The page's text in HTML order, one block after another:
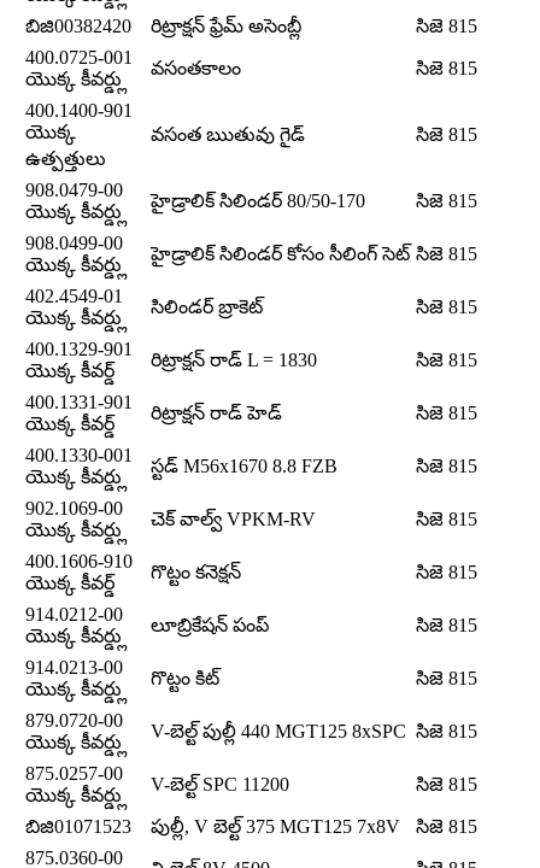
బిజి00382420 రిట్రాక్షన్ ఫ్రేమ్ అసెంబ్లీ
సిజె 815
400.0725-001
యొక్క కీవర్డ్లు
వసంతకాలం సిజె 815
400.1400-901
యొక్క
ఉత్పత్తులు
వసంత ఋతువు గైడ్ సిజె 815
908.0479-00
యొక్క కీవర్డ్లు
హైడ్రాలిక్ సిలిండర్ 80/50-170 సిజె 815
908.0499-00
యొక్క కీవర్డ్లు
హైడ్రాలిక్ సిలిండర్ కోసం సీలింగ్ సెట్ సిజె 815
402.4549-01
యొక్క కీవర్డ్లు
సిలిండర్ బ్రాకెట్ సిజె 815
400.1329-901
యొక్క కీవర్డ్
రిట్రాక్షన్ రాడ్ L = 1830 సిజె 815
400.1331-901
యొక్క కీవర్డ్
రిట్రాక్షన్ రాడ్ హెడ్ సిజె 815
400.1330-001
యొక్క కీవర్డ్లు
స్టడ్ M56x1670 8.8 FZB సిజె 815
902.1069-00
యొక్క కీవర్డ్లు
చెక్ వాల్వ్ VPKM-RV సిజె 815
400.1606-910
యొక్క కీవర్డ్
గొట్టం కనెక్షన్ సిజె 815
914.0212-00
యొక్క కీవర్డ్లు
లూబ్రికేషన్ పంప్ సిజె 815
914.0213-00
యొక్క కీవర్డ్లు
గొట్టం కిట్ సిజె 815
879.0720-00
యొక్క కీవర్డ్లు
V-బెల్ట్ పుల్లీ 440 MGT125 8xSPC సిజె 815
875.0257-00
యొక్క కీవర్డ్లు
V-బెల్ట్ SPC 11200 సిజె 815
బిజి01071523 పుల్లీ, V బెల్ట్ 375 MGT125 7x8V
సిజె 815
875.0360-00